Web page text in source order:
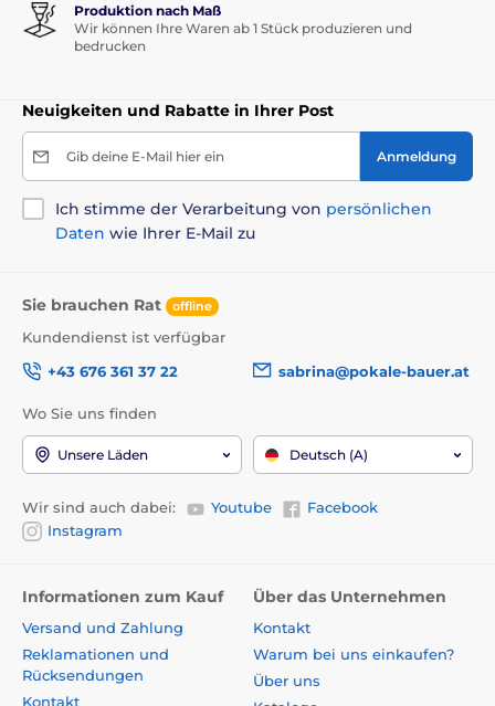
Produktion nach Maß
Wir können Ihre Waren ab 1 Stück produzieren und
bedrucken
Neuigkeiten und Rabatte in Ihrer Post
Gib deine E-Mail hier ein Anmeldung
Ich stimme der Verarbeitung von persönlichen
Daten wie Ihrer E-Mail zu
Sie brauchen Rat offline
Kundendienst ist verfügbar
+43 676 361 37 22
sabrina@pokale-bauer.at
Wo Sie uns finden
Unsere Läden Deutsch (A)
Wir sind auch dabei: Youtube
Facebook
Instagram
Informationen zum Kauf
Versand und Zahlung
Reklamationen und
Rücksendungen
Kontakt
Über das Unternehmen
Kontakt
Warum bei uns einkaufen?
Über uns